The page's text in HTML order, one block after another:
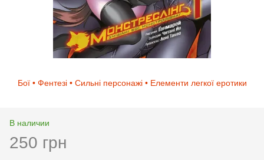
Бої • Фентезі • Сильні персонажі • Елементи легкої еротики
В наличии
250 грн